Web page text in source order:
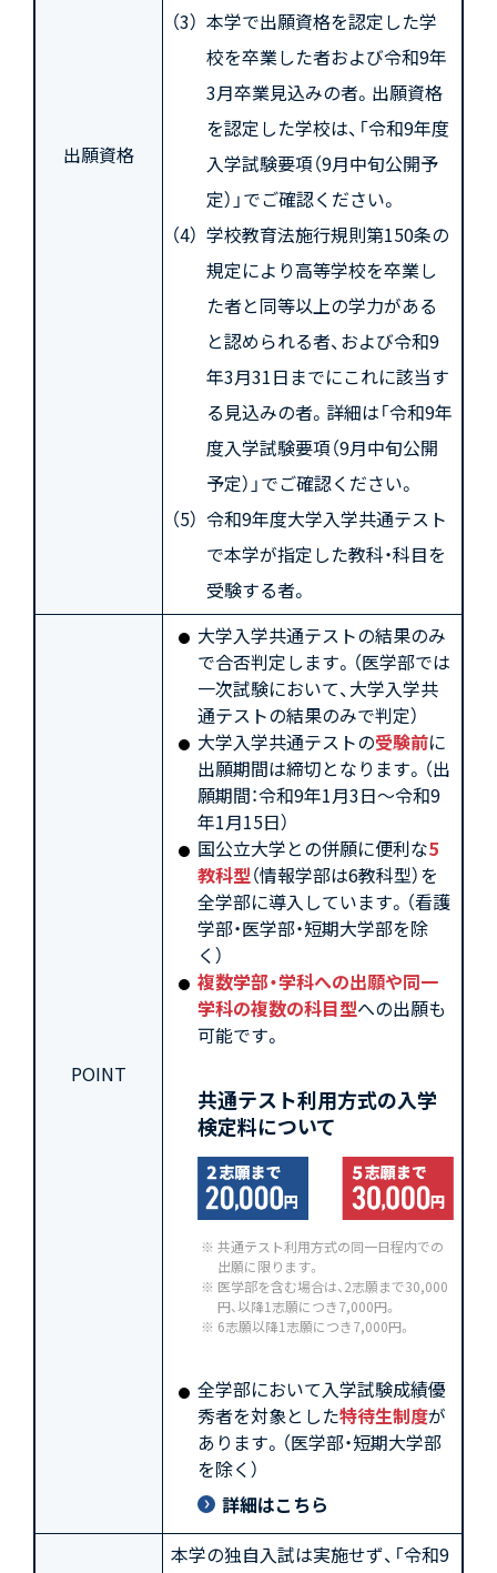
出願資格
本学で出願資格を認定した学
校を卒業した者および令和9年
3月卒業見込みの者。出願資格
を認定した学校は、「令和9年度
入学試験要項（9月中旬公開予
定）」でご確認ください。
学校教育法施行規則第150条の
規定により高等学校を卒業し
た者と同等以上の学力がある
と認められる者、および令和9
年3月31日までにこれに該当す
る見込みの者。詳細は「令和9年
度入学試験要項（9月中旬公開
予定）」でご確認ください。
令和9年度大学入学共通テスト
で本学が指定した教科・科目を
受験する者。
POINT
大学入学共通テストの結果のみ
で合否判定します。（医学部では
一次試験において、大学入学共
通テストの結果のみで判定）
大学入学共通テストの受験前に
出願期間は締切となります。（出
願期間：令和9年1月3日～令和9
年1月15日）
国公立大学との併願に便利な5
教科型（情報学部は6教科型）を
全学部に導入しています。（看護
学部・医学部・短期大学部を除
く）
複数学部・学科への出願や同一
学科の複数の科目型への出願も
可能です。
共通テスト利用方式の入学
検定料について
共通テスト利用方式の同一日程内での
出願に限ります。
医学部を含む場合は、2志願まで30,000
円、以降1志願につき7,000円。
6志願以降1志願につき7,000円。
全学部において入学試験成績優
秀者を対象とした特待生制度が
あります。（医学部・短期大学部
を除く）
詳細はこちら
本学の独自入試は実施せず、「令和9